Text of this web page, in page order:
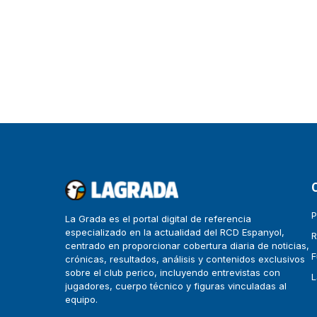
La Grada es el portal digital de referencia
especializado en la actualidad del RCD Espanyol,
centrado en proporcionar cobertura diaria de noticias,
crónicas, resultados, análisis y contenidos exclusivos
sobre el club perico, incluyendo entrevistas con
jugadores, cuerpo técnico y figuras vinculadas al
equipo.